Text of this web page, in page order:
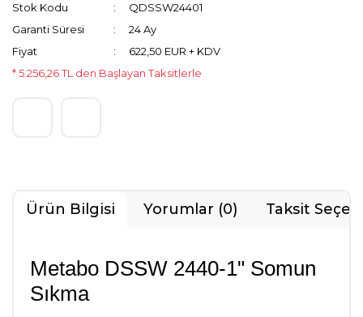
Stok Kodu
QDSSW24401
Garanti Süresi
24 Ay
Fiyat
622,50 EUR + KDV
* 5.256,26 TL den Başlayan Taksitlerle
Ürün Bilgisi Yorumlar (0) Taksit
Metabo DSSW 2440-1" Somun
Sıkma